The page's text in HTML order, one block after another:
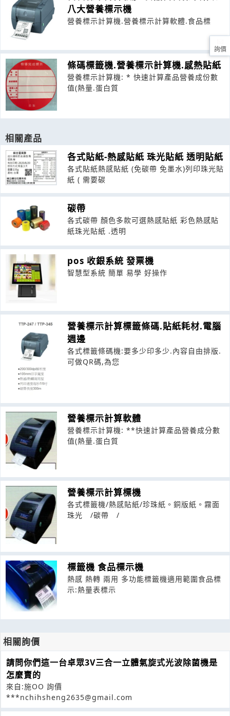
八大營養標示機
營養標示計算機.營養標示計算軟體.食品標
條碼標籤機.營養標示計算機.感熱貼紙
營養標示計算機: * 快速計算產品營養成份數
值(熱量.蛋白質
相關產品
各式貼紙-熱感貼紙 珠光貼紙 透明貼紙
各式貼紙熱感貼紙 (免碳帶 免墨水)列印珠光貼
紙 ( 需要碳
碳帶
各式碳帶 顏色多款可選熱感貼紙 彩色熱感貼
紙珠光貼紙 .透明
pos 收銀系統 發票機
智慧型系統 簡單 易學 好操作
營養標示計算標籤條碼.貼紙耗材.電腦
週邊
各式標籤條碼機:要多少印多少.內容自由排版.
可做QR碼,為您
營養標示計算軟體
營養標示計算機: **快速計算產品營養成分數
值(熱量.蛋白質
營養標示計算標機
各式標籤機/熱感貼紙/珍珠紙。銅版紙。霧面
珠光 /碳帶 /
標籤機 食品標示機
熱感 熱轉 兩用 多功能標籤機適用範圍食品標
示:熱量表標示
相關詢價
請問你們這一台卓眾3V三合一立體氣旋式光波除菌機是
怎麼賣的
來自:施OO 詢價
***nchihsheng2635@gmail.com
詢價